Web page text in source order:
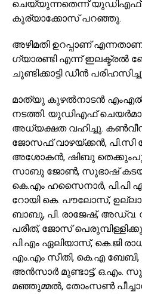
ചെയ്യുന്നതെന്ന് യുഡിഎഫ്
കുര്യാക്കോസ് പറഞ്ഞു.
അഴിമതി ഉറപ്പാണ്
ഗ്യാരണ്ടി എന്ന് ഇലക്ട്രൽ
ചൂണ്ടിക്കാട്ടി ഡീൻ
മാത്യു കുഴൽനാടൻ
നടത്തി. യുഡിഎഫ്
അധ്യക്ഷത വഹിച്ചു.
ജോസഫ് വാഴയ്ക്കൻ,
അശോകൻ, ഷിബു
സാബു ജോൺ, സുഭാഷ്
കെ.എം ഹസൈനാർ, പി.പി
റോയി കെ. പൗലോസ്,
ബാബു, പി. രാജേഷ്, അഡ്വ.
പരീത്, ജോസ്
പി.എം ഏലിയാസ്, കെ.ജി
എം.എം സീതി, കെ.എ
അൻസാർ മുണ്ടാട്ട്, ഒ.എം.
മഞ്ഞുമ്മൽ, തോംസൺ